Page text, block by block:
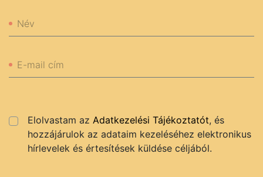
Név
E-mail cím
Elolvastam az Adatkezelési Tájékoztatót, és
hozzájárulok az adataim kezeléséhez elektronikus
hírlevelek és értesítések küldése céljából.